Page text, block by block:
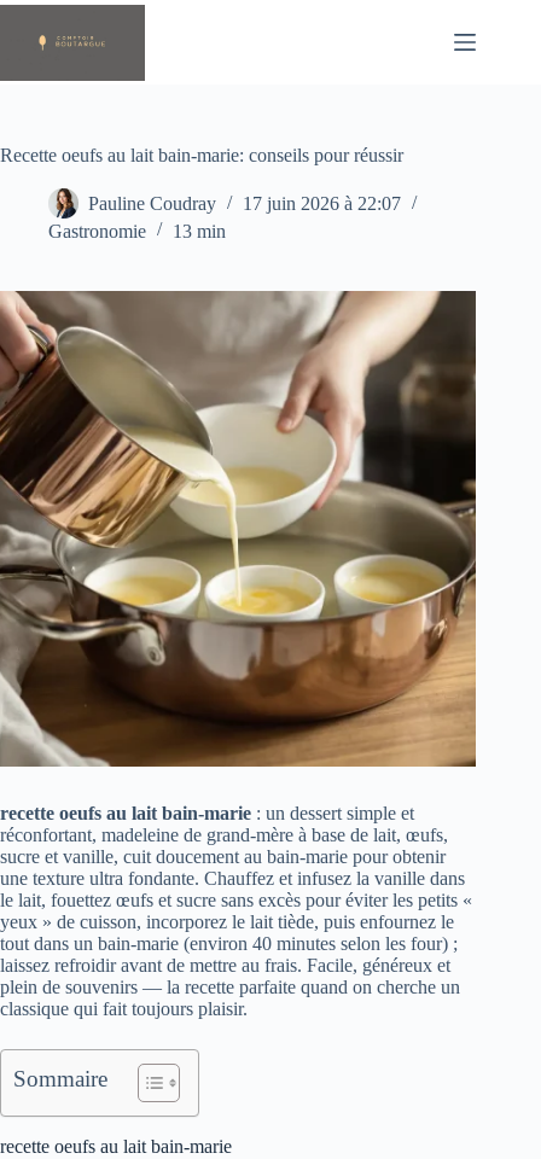
Passer
contenu
Recette oeufs au lait bain-marie: conseils pour réussir
Pauline Coudray
17 juin 2026 à 22:07
Gastronomie
13 min
recette oeufs au lait bain-marie : un dessert simple et
réconfortant, madeleine de grand-mère à base de lait, œufs,
sucre et vanille, cuit doucement au bain-marie pour obtenir
une texture ultra fondante. Chauffez et infusez la vanille dans
le lait, fouettez œufs et sucre sans excès pour éviter les petits «
yeux » de cuisson, incorporez le lait tiède, puis enfournez le
tout dans un bain-marie (environ 40 minutes selon les four) ;
laissez refroidir avant de mettre au frais. Facile, généreux et
plein de souvenirs — la recette parfaite quand on cherche un
classique qui fait toujours plaisir.
Sommaire
recette oeufs au lait bain-marie